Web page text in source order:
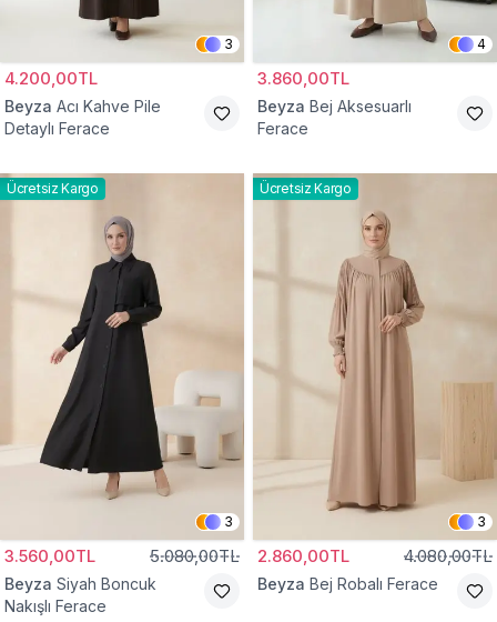
3
4.200,00TL
Beyza Acı Kahve Pile
Detaylı Ferace
4
3.860,00TL
Beyza Bej Aksesuarlı
Ferace
Ücretsiz Kargo
3
3.560,00TL 5.080,00TL
Beyza Siyah Boncuk
Nakışlı Ferace
Ücretsiz Kargo
3
2.860,00TL 4.080,00TL
Beyza Bej Robalı Ferace